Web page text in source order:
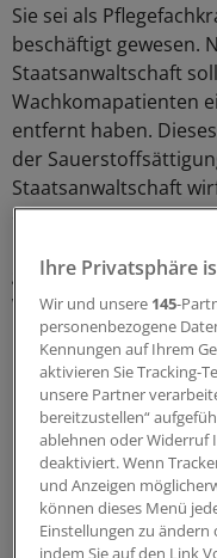
Sie sei als
beschäftigt gewesen.
Staatsanwaltschaft
Wachkomapatienten
entfernt haben.
der
Staatsanwaltschaft
entfernt zu haben,
gestört und zu
werden“.
Ihre Privatsphäre
Wir und unsere 145-
personenbezogene
Kennungen auf Ihrem
aktivieren Sie Tracking-
unsere Partner
bereitzustellen“
ablehnen oder Widerruf
deaktiviert. Wenn
und Anzeigen
können dieses Menü
Einstellungen zu
indem Sie auf den Link